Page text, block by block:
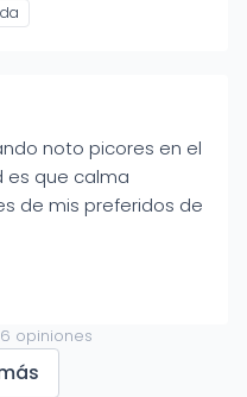
noto picores en el
es que calma
de mis preferidos de
opiniones